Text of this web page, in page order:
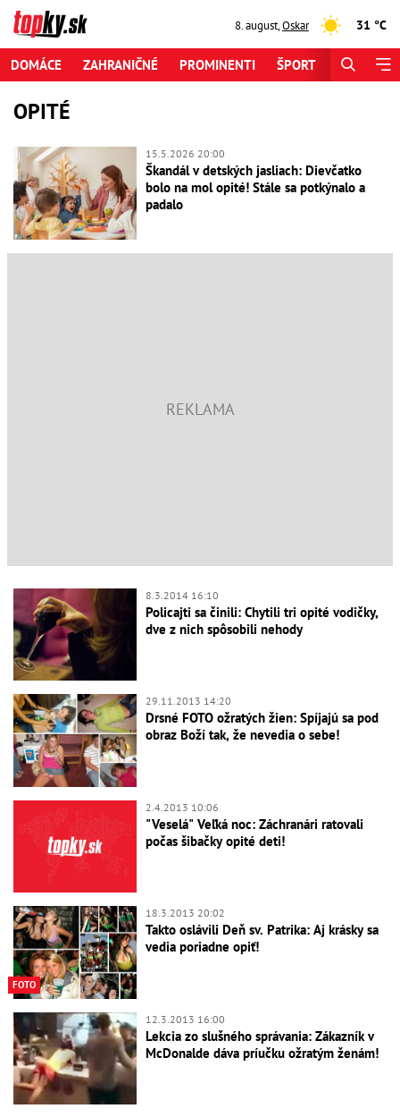
8. august,Oskar 31 °C
DOMÁCE ZAHRANIČNÉ PROMINENTI ŠPORT
OPITÉ
15.5.2026 20:00
Škandál v detských jasliach: Dievčatko
bolo na mol opité! Stále sa potkýnalo a
padalo
8.3.2014 16:10
Policajti sa činili: Chytili tri opité vodičky,
dve z nich spôsobili nehody
29.11.2013 14:20
Drsné FOTO ožratých žien: Spíjajú sa pod
obraz Boží tak, že nevedia o sebe!
2.4.2013 10:06
"Veselá" Veľká noc: Záchranári ratovali
počas šibačky opité deti!
FOTO
18.3.2013 20:02
Takto oslávili Deň sv. Patrika: Aj krásky sa
vedia poriadne opiť!
12.3.2013 16:00
Lekcia zo slušného správania: Zákazník v
McDonalde dáva príučku ožratým ženám!